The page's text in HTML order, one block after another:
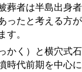
葬者は半島出身者
ったと考える方が
す。
かく）と横穴式石
時代前期を中心に